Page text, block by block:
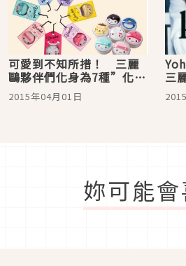
可愛到不知所措！ 三麗
鷗夥伴們化身為7種”化妝
粉撲”登場！
2015年04月01日
三
「
和
妳可能